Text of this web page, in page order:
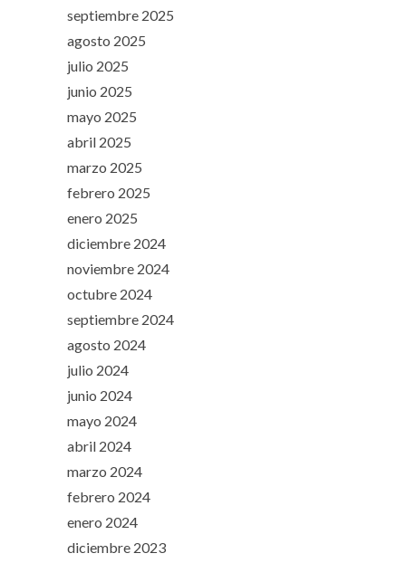
septiembre 2025
agosto 2025
julio 2025
junio 2025
mayo 2025
abril 2025
marzo 2025
febrero 2025
enero 2025
diciembre 2024
noviembre 2024
octubre 2024
septiembre 2024
agosto 2024
julio 2024
junio 2024
mayo 2024
abril 2024
marzo 2024
febrero 2024
enero 2024
diciembre 2023